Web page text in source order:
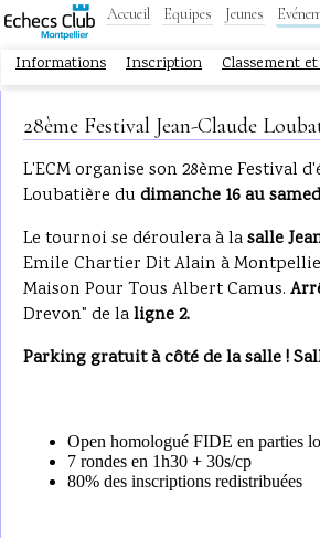
Accueil Equipes Jeunes
Informations Inscription Classement
28ème Festival Jean-Claude
L'ECM organise son 28ème Festival
Loubatière du dimanche 16 au
Le tournoi se déroulera à lasalle
Emile Chartier Dit Alain à
Maison Pour Tous Albert Camus.
Drevon" de laligne 2.
Parking gratuit à côté de la salle !
Open homologué FIDE en parties
7 rondes en 1h30 + 30s/cp
80% des inscriptions redistribuées